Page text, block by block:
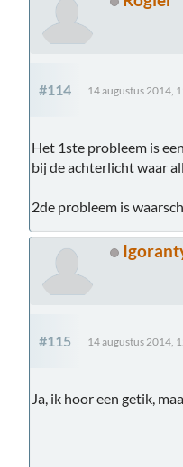
#114 14 augustus 2014,
Het 1ste probleem is
bij de achterlicht waar
2de probleem is
#115 14 augustus 2014,
Ja, ik hoor een getik,